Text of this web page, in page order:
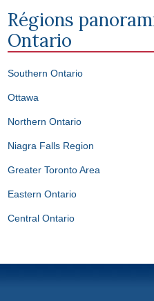
Régions
Ontario
Southern Ontario
Ottawa
Northern Ontario
Niagra Falls Region
Greater Toronto Area
Eastern Ontario
Central Ontario